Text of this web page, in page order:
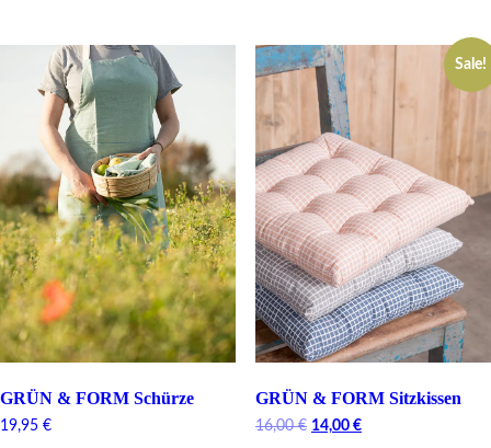
variants.
The
options
chosen
on
the
product
page
The
may
on
the
product
page
GRÜN & FORM Schürze
19,95 €
Sale!
GRÜN & FORM Sitzkissen
16,00€ Original
14,00 €Current